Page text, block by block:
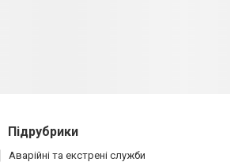
Підрубрики
Аварійні та екстрені служби